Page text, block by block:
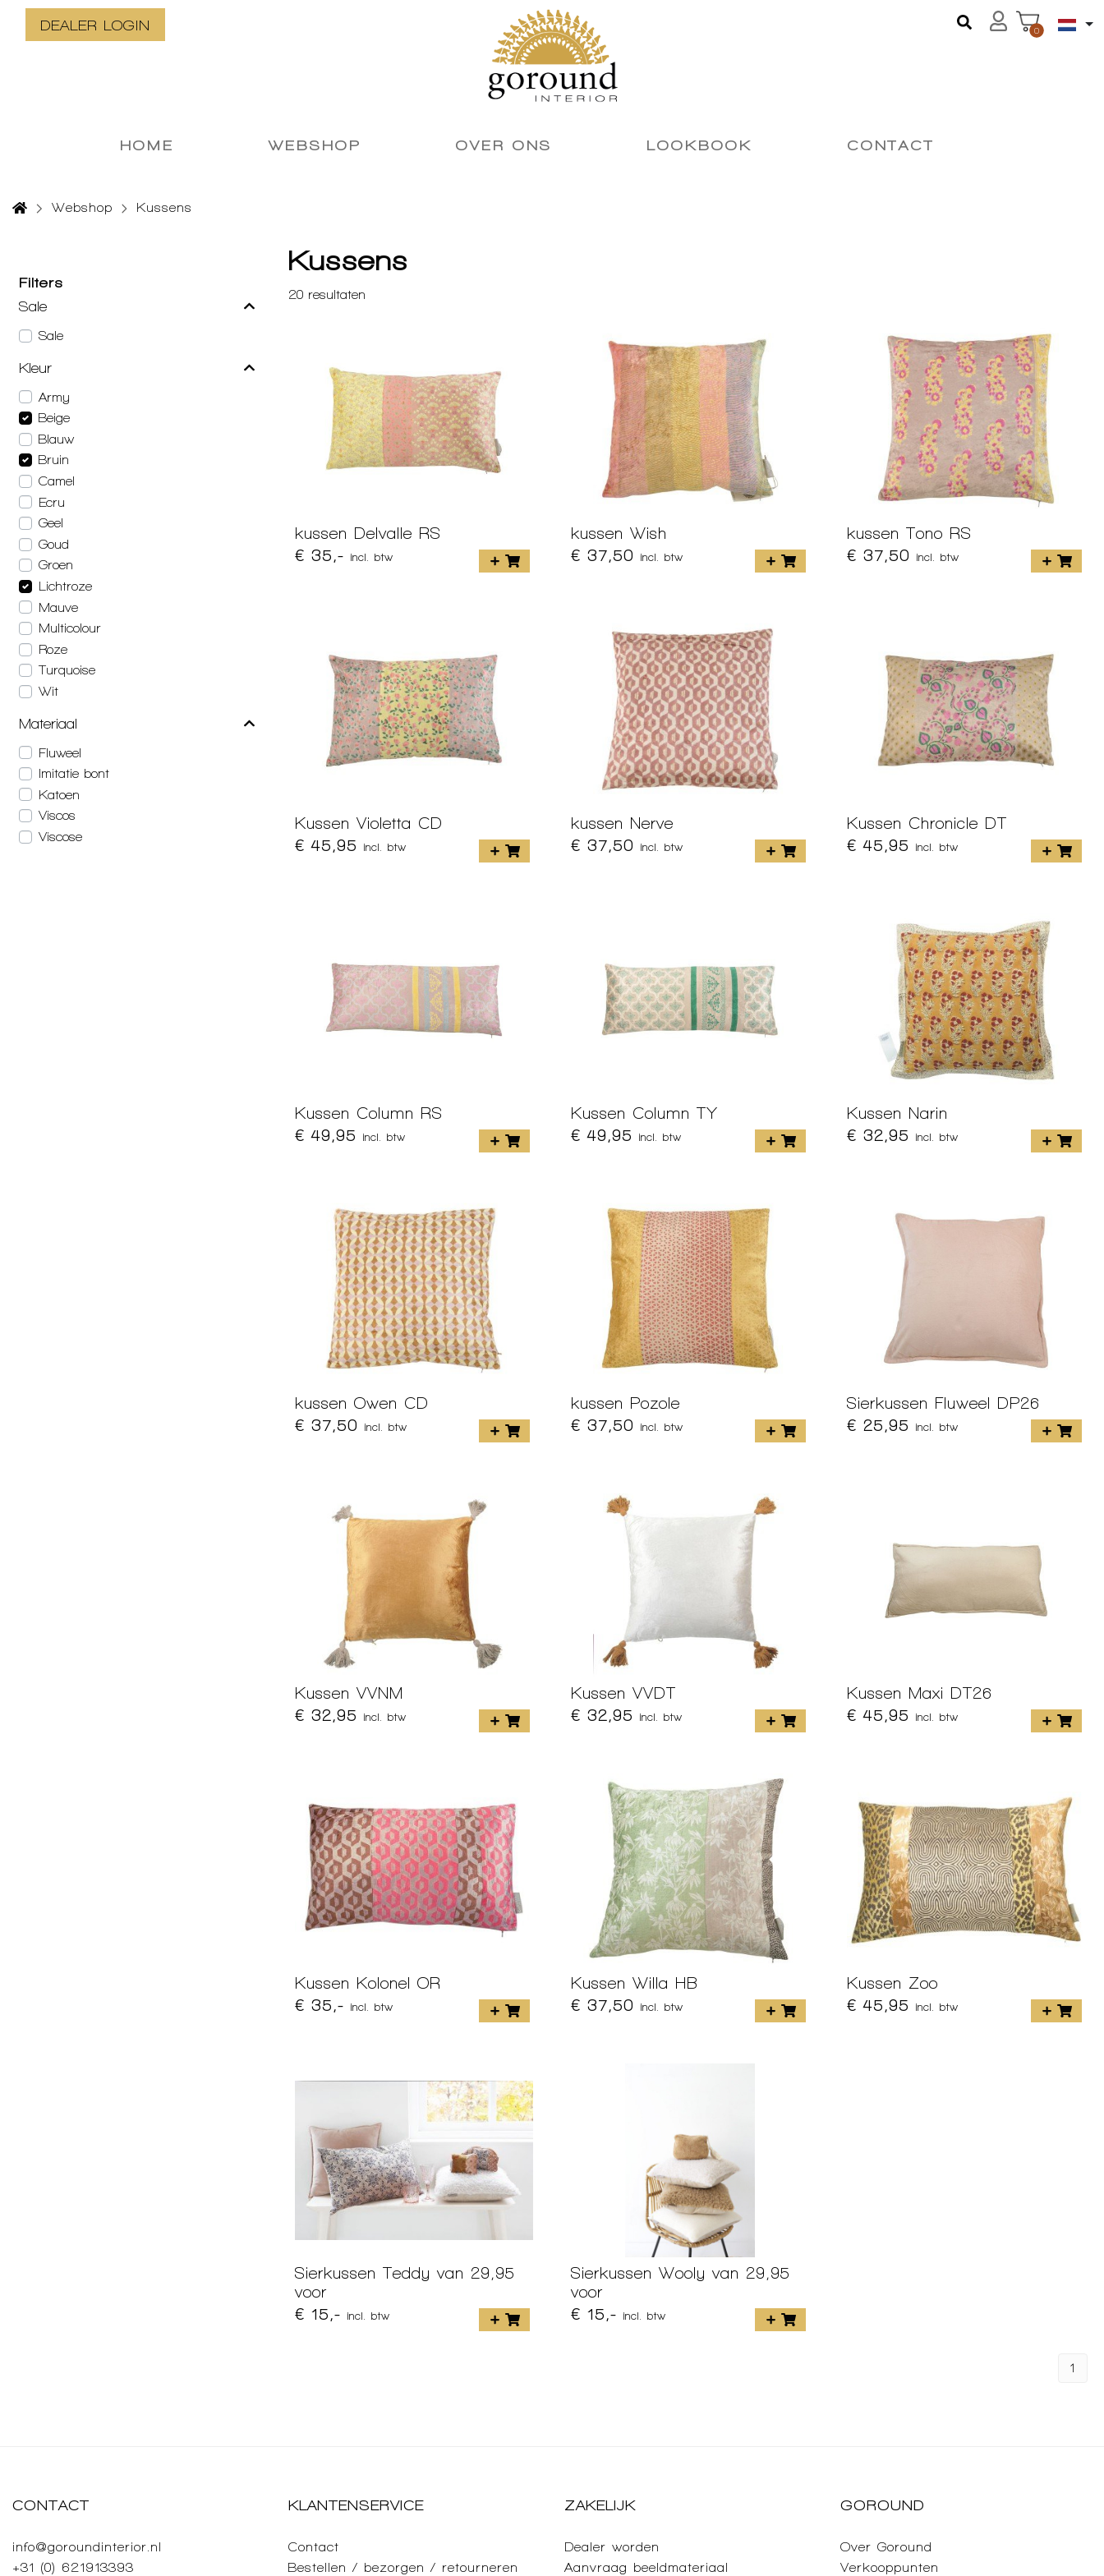
DEALER LOGIN 0
HOME WEBSHOP OVER ONS LOOKBOOK CONTACT
Webshop Kussens
Filters
Sale
Sale
Kleur
Army
Beige
Blauw
Bruin
Camel
Ecru
Geel
Goud
Groen
Lichtroze
Mauve
Multicolour
Roze
Turquoise
Wit
Materiaal
Fluweel
Imitatie bont
Katoen
Viscos
Viscose
Kussens
20 resultaten
kussen Delvalle RS
€ 35,-
incl. btw
kussen Wish
€ 37,50
incl. btw
kussen Tono RS
€ 37,50
incl. btw
Kussen Violetta CD
€ 45,95
incl. btw
kussen Nerve
€ 37,50
incl. btw
Kussen Chronicle DT
€ 45,95
incl. btw
Kussen Column RS
€ 49,95
incl. btw
Kussen Column TY
€ 49,95
incl. btw
Kussen Narin
€ 32,95
incl. btw
kussen Owen CD
€ 37,50
incl. btw
kussen Pozole
€ 37,50
incl. btw
Sierkussen Fluweel DP26
€ 25,95
incl. btw
Kussen VVNM
€ 32,95
incl. btw
Kussen VVDT
€ 32,95
incl. btw
Kussen Maxi DT26
€ 45,95
incl. btw
Kussen Kolonel OR
€ 35,-
incl. btw
Kussen Willa HB
€ 37,50
incl. btw
Kussen Zoo
€ 45,95
incl. btw
Sierkussen Teddy van 29,95
voor
€ 15,-
incl. btw
Sierkussen Wooly van 29,95
voor
€ 15,-
incl. btw
1
CONTACT
info@goroundinterior.nl
+31 (0) 621913393
KLANTENSERVICE
Contact
Bestellen / bezorgen / retourneren
ZAKELIJK
Dealer worden
Aanvraag beeldmateriaal
GOROUND
Over Goround
Verkooppunten